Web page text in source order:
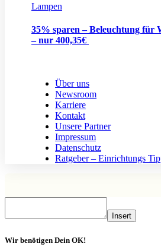
Lampen
35% sparen – Beleuchtung
– nur 400,35€
Über uns
Newsroom
Karriere
Kontakt
Unsere Partner
Impressum
Datenschutz
Ratgeber – Einrichtungs
Insert
Wir benötigen Dein OK!